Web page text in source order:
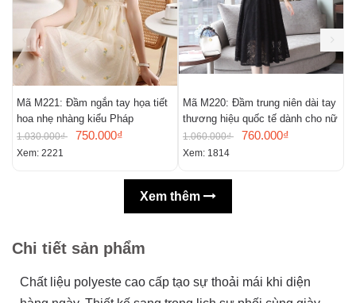
Mã M221: Đầm ngắn tay họa tiết
hoa nhẹ nhàng kiểu Pháp
1.030.000₫ 750.000₫
Xem: 2221
Mã M220: Đầm trung niên dài tay
thương hiệu quốc tế dành cho nữ
1.060.000₫ 760.000₫
Xem: 1814
Xem thêm
Chi tiết sản phẩm
Chất liệu polyeste cao cấp tạo sự thoải mái khi diện